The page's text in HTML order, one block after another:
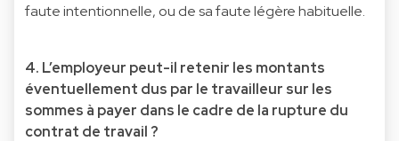
faute intentionnelle, ou de sa faute légère habituelle.
4. L’employeur peut-il retenir les montants
éventuellement dus par le travailleur sur les
sommes à payer dans le cadre de la rupture du
contrat de travail ?